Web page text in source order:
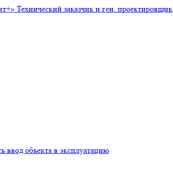
Технический заказчик и ген. проектировщик
ввод объекта в эксплуатацию